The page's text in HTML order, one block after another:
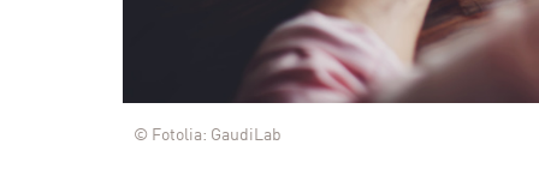
© Fotolia: GaudiLab